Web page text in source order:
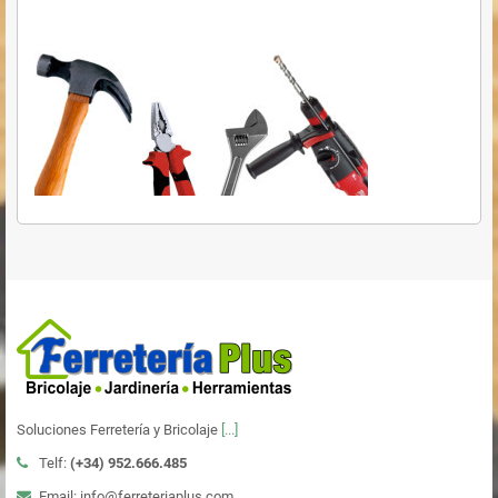
Soluciones Ferretería y Bricolaje [...]
Telf: (+34) 952.666.485